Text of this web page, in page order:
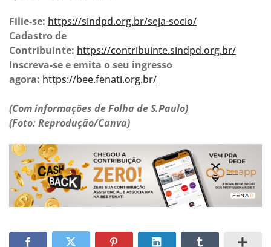
Filie-se: https://sindpd.org.br/seja-socio/
Cadastro de
Contribuinte: https://contribuinte.sindpd.org.br/
Inscreva-se e emita o seu ingresso
agora: https://bee.fenati.org.br/
(Com informações de Folha de S.Paulo)
(Foto: Reprodução/Canva)